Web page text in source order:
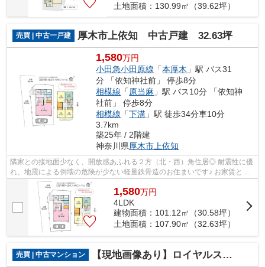
土地面積：130.99㎡（39.62坪）
売買 | 中古一戸建 厚木市上依知 中古戸建 32.63坪
1,580万円
小田急小田原線 「本厚木 」駅 バス31
分 「依知神社前」 停歩8分
相模線 「原当麻 」駅 バス10分 「依知神
社前」 停歩8分
相模線 「下溝 」駅 徒歩34分車10分
3.7km
築25年 / 2階建
神奈川県厚木市上依知
隣家との接地面少なく、開放感あふれる２方（北・西）角住居◎ 耐震性に優
れ、地震による倒壊の危険が少ない軽量鉄骨造のお住まいです♪ お家賃と変
わらない月額お支払額で、夢のマイホ...
1,580万円
4LDK
建物面積：101.12㎡（30.58坪）
土地面積：107.90㎡（32.63坪）
売買 | 中古マンション 【現地画像あり】ロイヤルステージ海老名